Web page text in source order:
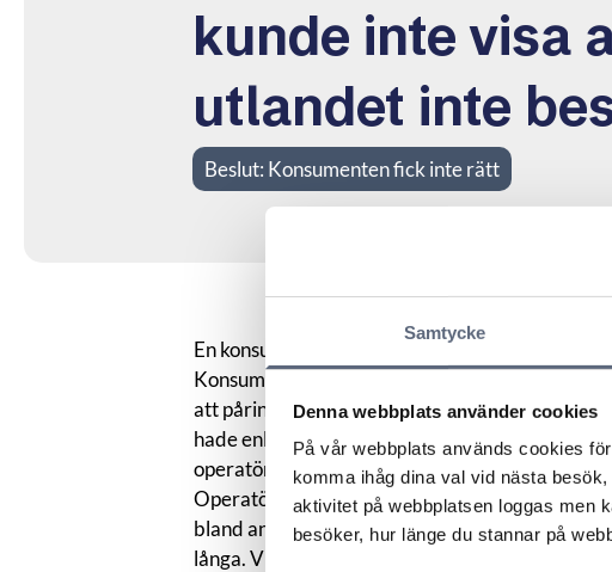
Samtycke
Denna webbplats använder cookies
På vår webbplats används cookies
komma ihåg dina val vid nästa
aktivitet på webbplatsen loggas men
besöker, hur länge du stannar på
kunde inte visa
utlandet inte
Beslut: Konsumenten fick inte rätt
En konsument menade att operatören tagit
Konsumenten ringde återkommande till en vän
att påringningen endast ska ses som en signal
hade enligt konsumenten inte svarat på
operatören med 2800 kronor.
Operatören menade att den tekniska
bland annat framgick av den samtalstid som
långa. Vidare menade operatören att om ett